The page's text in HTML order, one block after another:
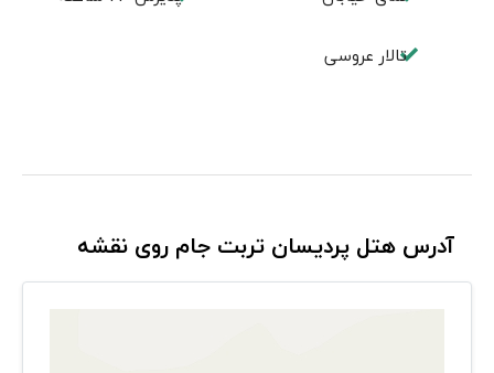
تالار عروسی
آدرس هتل پردیسان تربت جام روی نقشه